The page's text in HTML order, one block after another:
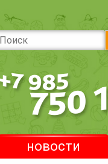
новости